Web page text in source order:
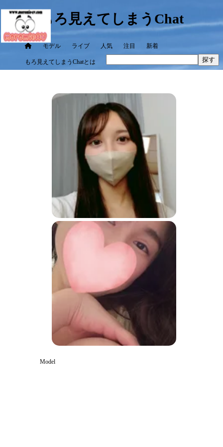
もろ見えてしまうChat
モデル ライブ 人気 注目 新着
もろ見えてしまうChatとは 探す
Model